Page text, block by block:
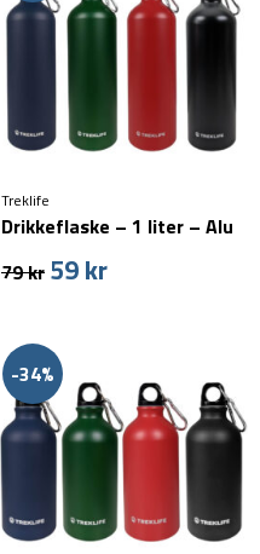
Treklife
Drikkeflaske – 1 liter – Alu
79kr Den
var:
79 kr.
59krDen
59 kr.
-34%